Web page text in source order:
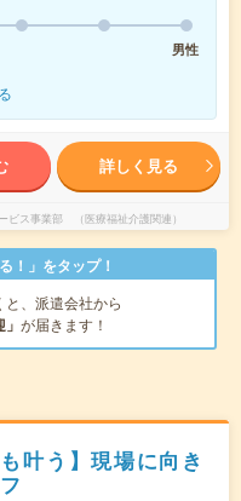
男性
詳しく見る
ス事業部 （医療福祉介護関連）
！」をタップ！
と、派遣会社から
が届きます！
叶う】現場に向き